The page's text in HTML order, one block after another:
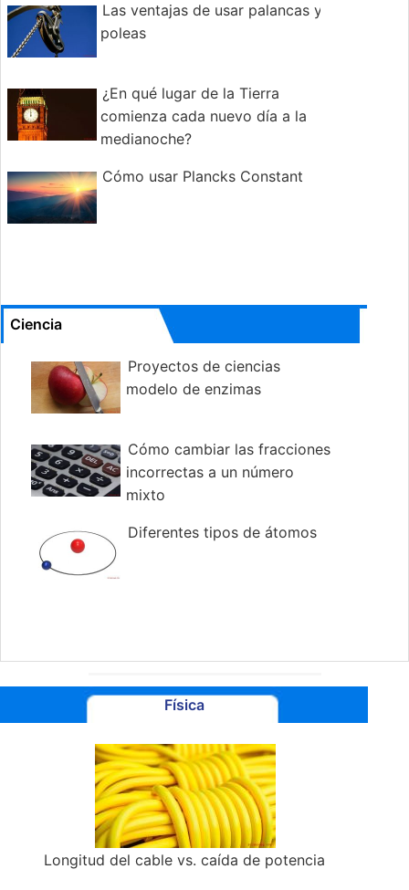
Las ventajas de usar palancas y
poleas
¿En qué lugar de la Tierra
comienza cada nuevo día a la
medianoche?
Cómo usar Plancks Constant
Ciencia
Proyectos de ciencias
modelo de enzimas
Cómo cambiar las fracciones
incorrectas a un número
mixto
Diferentes tipos de átomos
Física
Longitud del cable vs. caída de potencia